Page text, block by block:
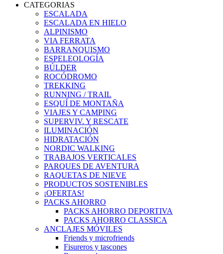
CATEGORIAS
ESCALADA
ESCALADA EN HIELO
ALPINISMO
VIA FERRATA
BARRANQUISMO
ESPELEOLOGÍA
BÚLDER
ROCÓDROMO
TREKKING
RUNNING / TRAIL
ESQUÍ DE MONTAÑA
VIAJES Y CAMPING
SUPERVIV. Y RESCATE
ILUMINACIÓN
HIDRATACIÓN
NORDIC WALKING
TRABAJOS VERTICALES
PARQUES DE AVENTURA
RAQUETAS DE NIEVE
PRODUCTOS SOSTENIBLES
¡OFERTAS!
PACKS AHORRO
PACKS AHORRO DEPORTIVA
PACKS AHORRO CLASSICA
ANCLAJES MÓVILES
Friends y microfriends
Fisureros y tascones